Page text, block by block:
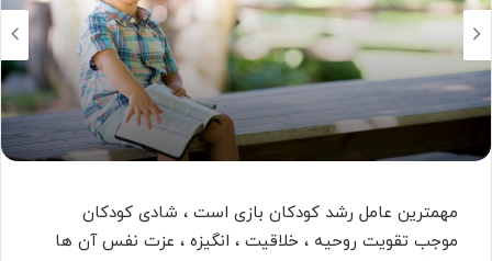
مهمترین عامل رشد کودکان بازی است ، شادی کودکان
موجب تقویت روحیه ، خلاقیت ، انگیزه ، عزت نفس آن ها